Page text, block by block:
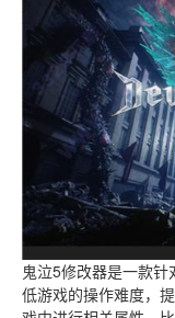
鬼泣5修改器是一款
低游戏的操作难度，